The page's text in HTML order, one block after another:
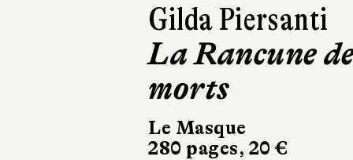
Dinaw Mengestu
Quelqu’un
comme nous
Albin Michel
336 pages, 21,90 €